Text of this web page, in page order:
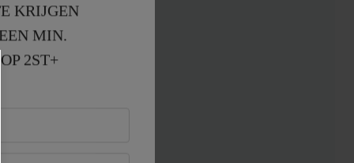
KRIJGEN
MIN.
2ST+